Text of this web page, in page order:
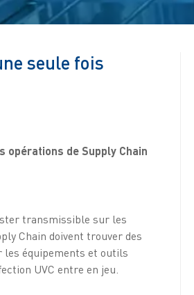
seule fois
de Supply Chain
transmissible sur les
Chain doivent trouver des
équipements et outils
UVC entre en jeu.